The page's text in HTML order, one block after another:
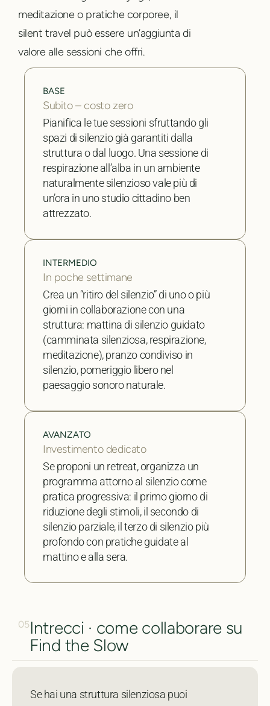
meditazione o pratiche corporee, il
silent travel può essere un’aggiunta di
valore alle sessioni che offri.
BASE
Subito – costo zero
Pianifica le tue sessioni sfruttando gli
spazi di silenzio già garantiti dalla
struttura o dal luogo. Una sessione di
respirazione all’alba in un ambiente
naturalmente silenzioso vale più di
un’ora in uno studio cittadino ben
attrezzato.
INTERMEDIO
In poche settimane
Crea un “ritiro del silenzio” di uno o più
giorni in collaborazione con una
struttura: mattina di silenzio guidato
(camminata silenziosa, respirazione,
meditazione), pranzo condiviso in
silenzio, pomeriggio libero nel
paesaggio sonoro naturale.
AVANZATO
Investimento dedicato
Se proponi un retreat, organizza un
programma attorno al silenzio come
pratica progressiva: il primo giorno di
riduzione degli stimoli, il secondo di
silenzio parziale, il terzo di silenzio più
profondo con pratiche guidate al
mattino e alla sera.
05Intrecci · come collaborare su
Find the Slow
Se hai una struttura silenziosa puoi